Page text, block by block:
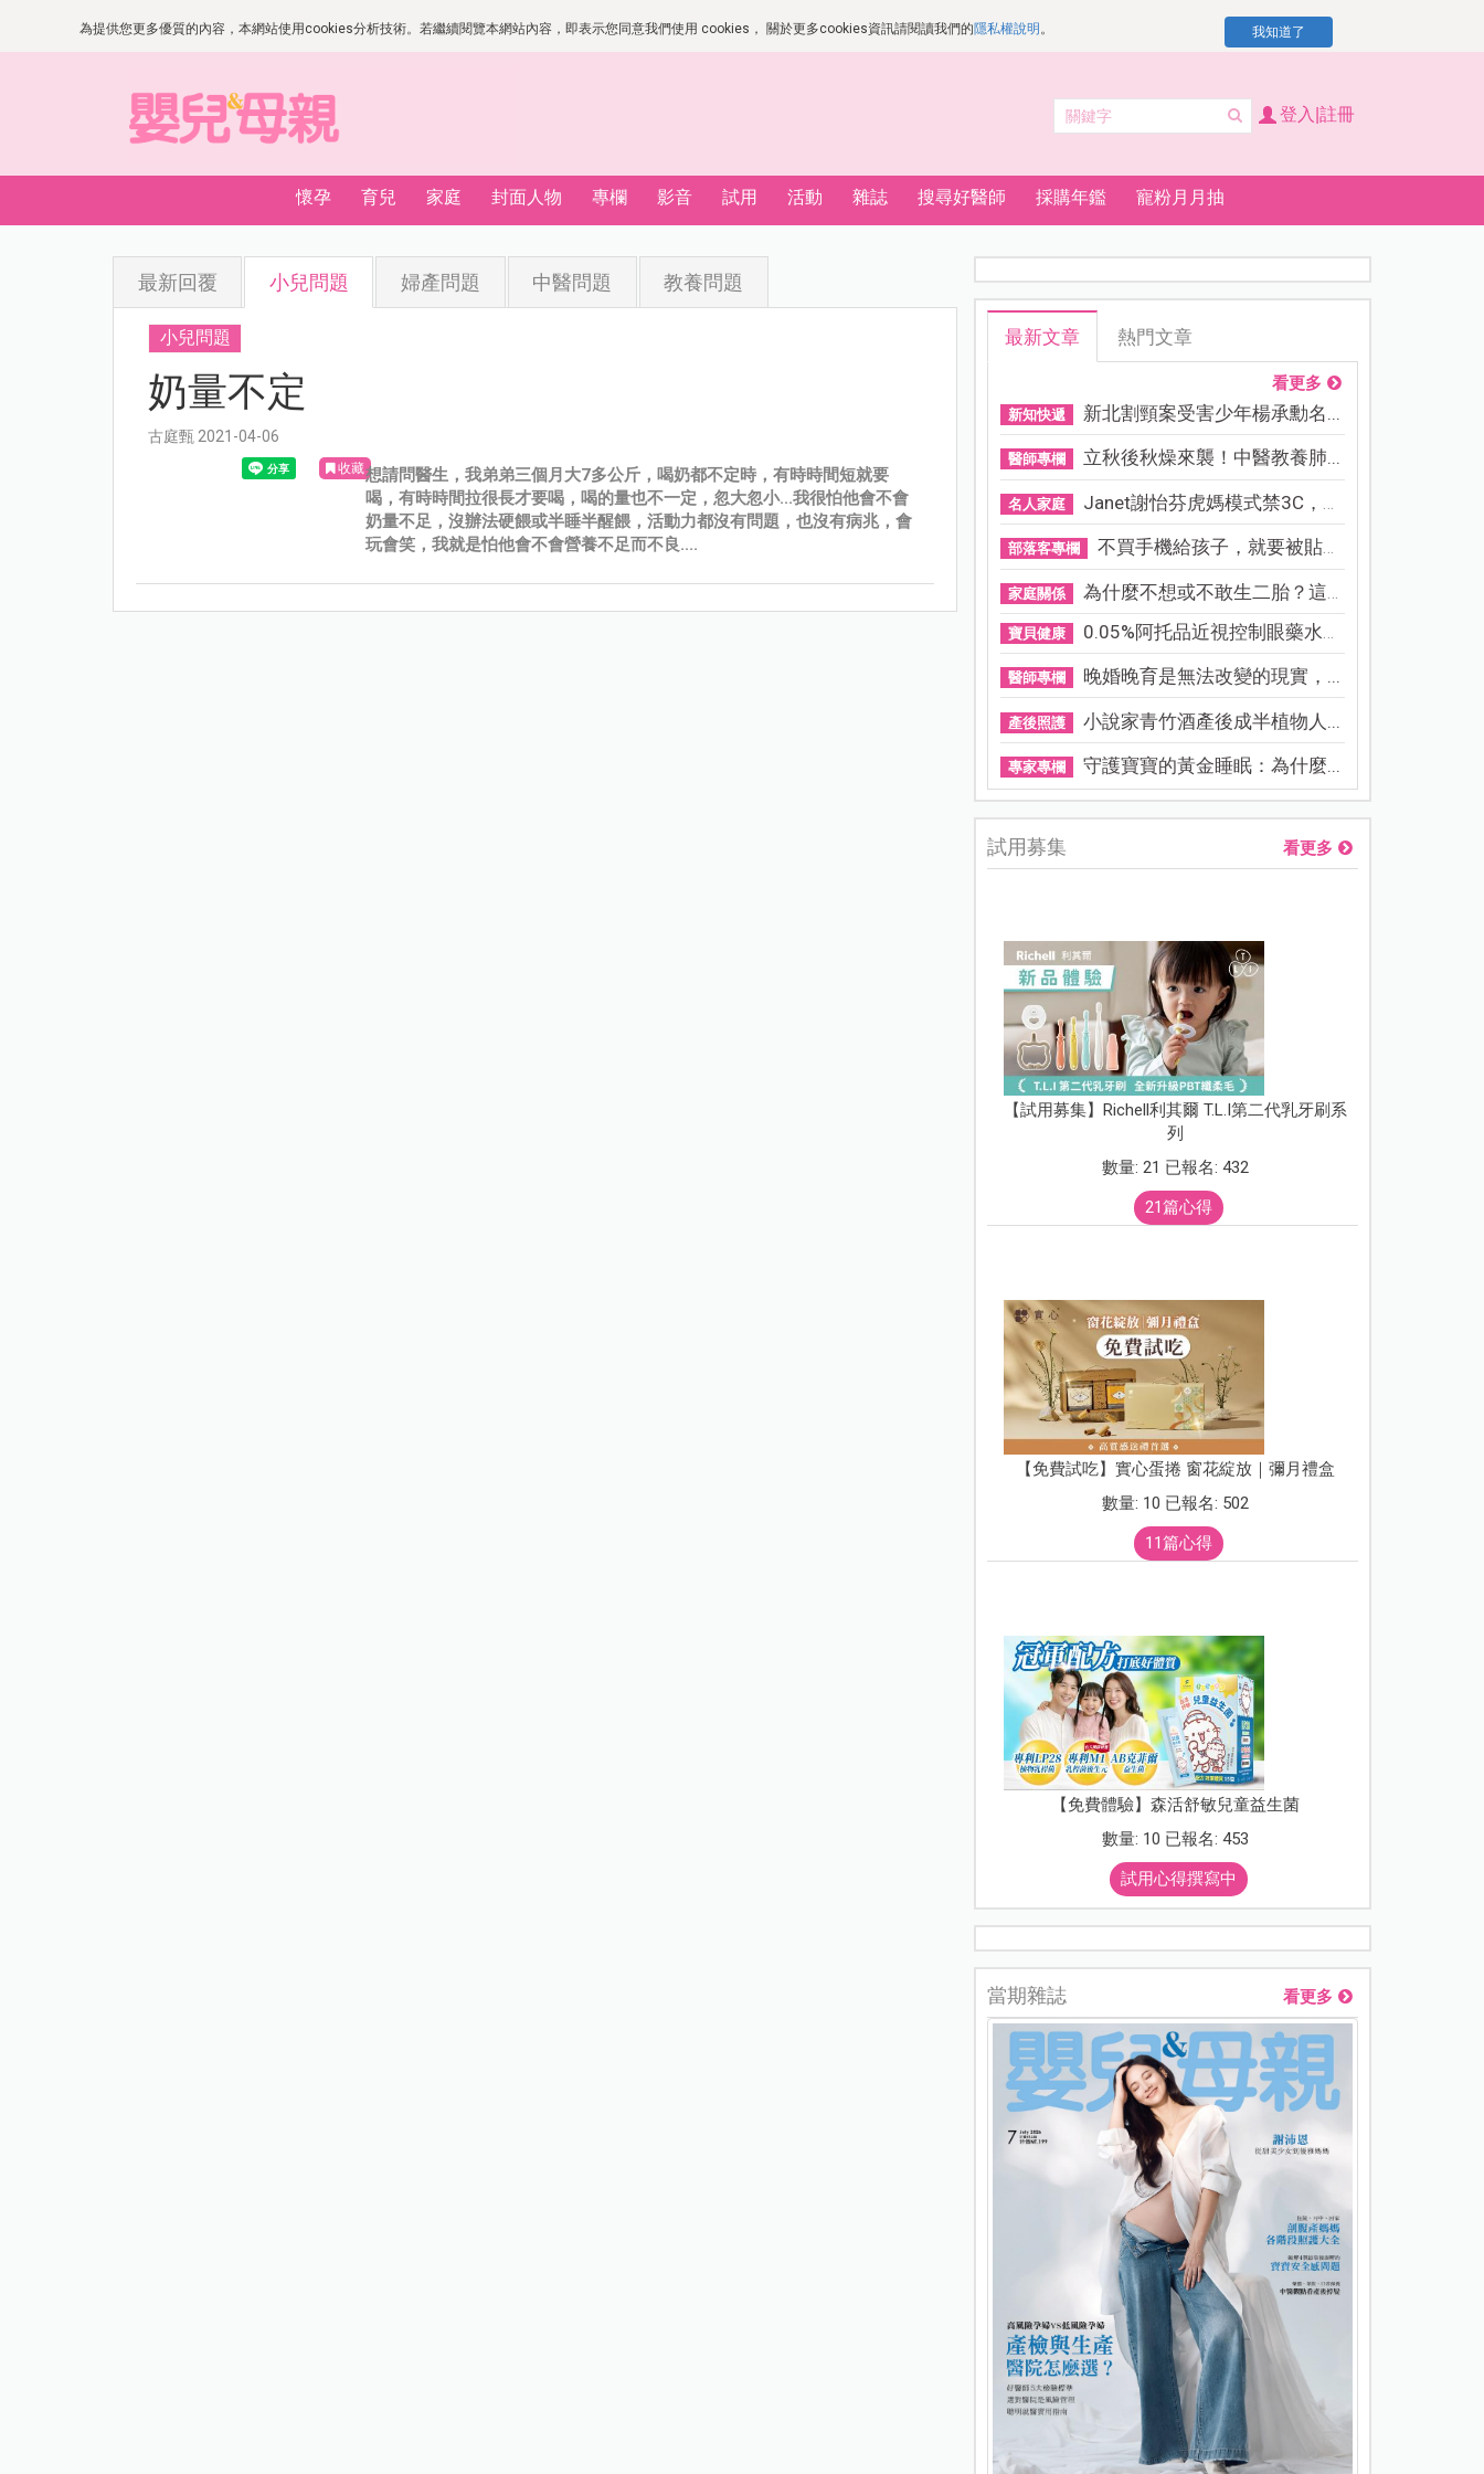
為提供您更多優質的內容，本網站使用cookies分析技術。若繼續閱覽本網站內容，即表示您同意我們使用 cookies， 關於更多cookies資訊請閱讀我們的隱私權說明 。 我知道了
登入|註冊
懷孕 育兒 家庭 封面人物 專欄 影音 試用 活動 雜誌 搜尋好醫師 採購年鑑 寵粉月月抽
最新回覆 小兒問題 婦產問題 中醫問題 教養問題
小兒問題
奶量不定
古庭甄 2021-04-06
收藏想請問醫生，我弟弟三個月大7多公斤，喝奶都不定時，有時時間短就要
喝，有時時間拉很長才要喝，喝的量也不一定，忽大忽小...我很怕他會不會
奶量不足，沒辦法硬餵或半睡半醒餵，活動力都沒有問題，也沒有病兆，會
玩會笑，我就是怕他會不會營養不足而不良....
最新文章 熱門文章
看更多
新知快遞 新北割頸案受害少年楊承勳名...
醫師專欄 立秋後秋燥來襲！中醫教養肺...
名人家庭 Janet謝怡芬虎媽模式禁3C，看...
部落客專欄 不買手機給孩子，就要被貼「...
家庭關係 為什麼不想或不敢生二胎？這8...
寶貝健康 0.05%阿托品近視控制眼藥水納...
醫師專欄 晚婚晚育是無法改變的現實，...
產後照護 小說家青竹酒產後成半植物人...
專家專欄 守護寶寶的黃金睡眠：為什麼...
試用募集 看更多
【試用募集】Richell利其爾 T.L.I第二代乳牙刷系
列
數量: 21 已報名: 432
21篇心得
【免費試吃】實心蛋捲 窗花綻放｜彌月禮盒
數量: 10 已報名: 502
11篇心得
【免費體驗】森活舒敏兒童益生菌
數量: 10 已報名: 453
試用心得撰寫中
當期雜誌 看更多